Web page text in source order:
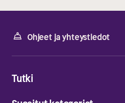
Ohjeet ja yhteystiedot
Tutki